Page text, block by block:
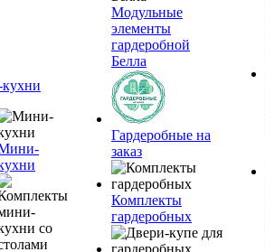
Модульные
элементы
гардеробной
Белла
Гардеробные на
заказ
Комплекты
гардеробных